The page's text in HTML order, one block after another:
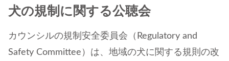
犬の規制に関する公聴会
カウンシルの規制安全委員会（Regulatory and
Safety Committee）は、地域の犬に関する規則の改